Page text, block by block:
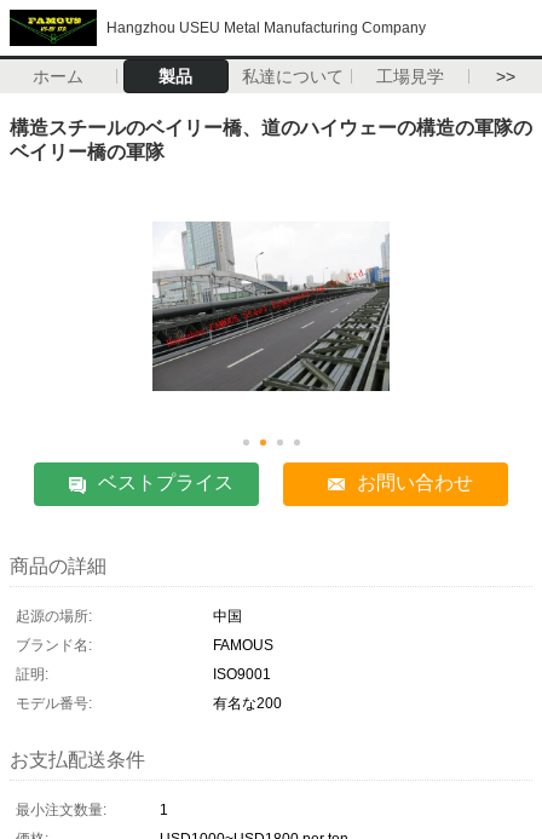
Hangzhou USEU Metal Manufacturing Company
ホーム 製品 私達について 工場見学 >>
構造スチールのベイリー橋、道のハイウェーの構造の軍隊の
ベイリー橋の軍隊
ベストプライス お問い合わせ
商品の詳細
起源の場所:
中国
ブランド名:
FAMOUS
証明:
ISO9001
モデル番号:
有名な200
お支払配送条件
最小注文数量:
1